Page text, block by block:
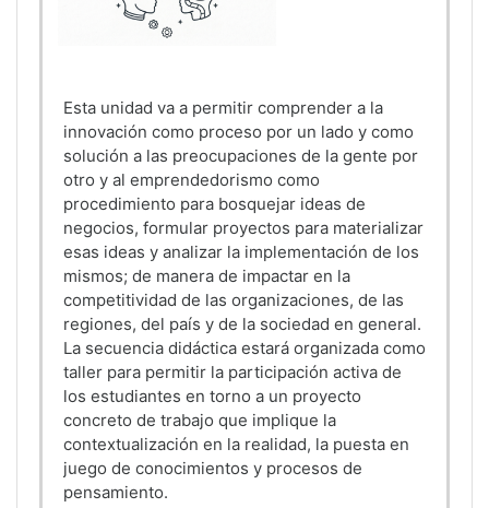
Esta unidad va a permitir comprender a la
innovación como proceso por un lado y como
solución a las preocupaciones de la gente por
otro y al emprendedorismo como
procedimiento para bosquejar ideas de
negocios, formular proyectos para materializar
esas ideas y analizar la implementación de los
mismos; de manera de impactar en la
competitividad de las organizaciones, de las
regiones, del país y de la sociedad en general.
La secuencia didáctica estará organizada como
taller para permitir la participación activa de
los estudiantes en torno a un proyecto
concreto de trabajo que implique la
contextualización en la realidad, la puesta en
juego de conocimientos y procesos de
pensamiento.